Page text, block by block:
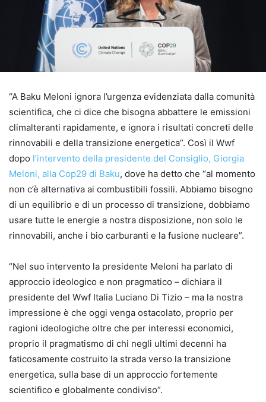
“A Baku Meloni ignora l’urgenza evidenziata dalla comunità
scientifica, che ci dice che bisogna abbattere le emissioni
climalteranti rapidamente, e ignora i risultati concreti delle
rinnovabili e della transizione energetica”. Così il Wwf
dopo l’intervento della presidente del Consiglio, Giorgia
Meloni, alla Cop29 di Baku, dove ha detto che “al momento
non c’è alternativa ai combustibili fossili. Abbiamo bisogno
di un equilibrio e di un processo di transizione, dobbiamo
usare tutte le energie a nostra disposizione, non solo le
rinnovabili, anche i bio carburanti e la fusione nucleare”.
“Nel suo intervento la presidente Meloni ha parlato di
approccio ideologico e non pragmatico – dichiara il
presidente del Wwf Italia Luciano Di Tizio – ma la nostra
impressione è che oggi venga ostacolato, proprio per
ragioni ideologiche oltre che per interessi economici,
proprio il pragmatismo di chi negli ultimi decenni ha
faticosamente costruito la strada verso la transizione
energetica, sulla base di un approccio fortemente
scientifico e globalmente condiviso”.